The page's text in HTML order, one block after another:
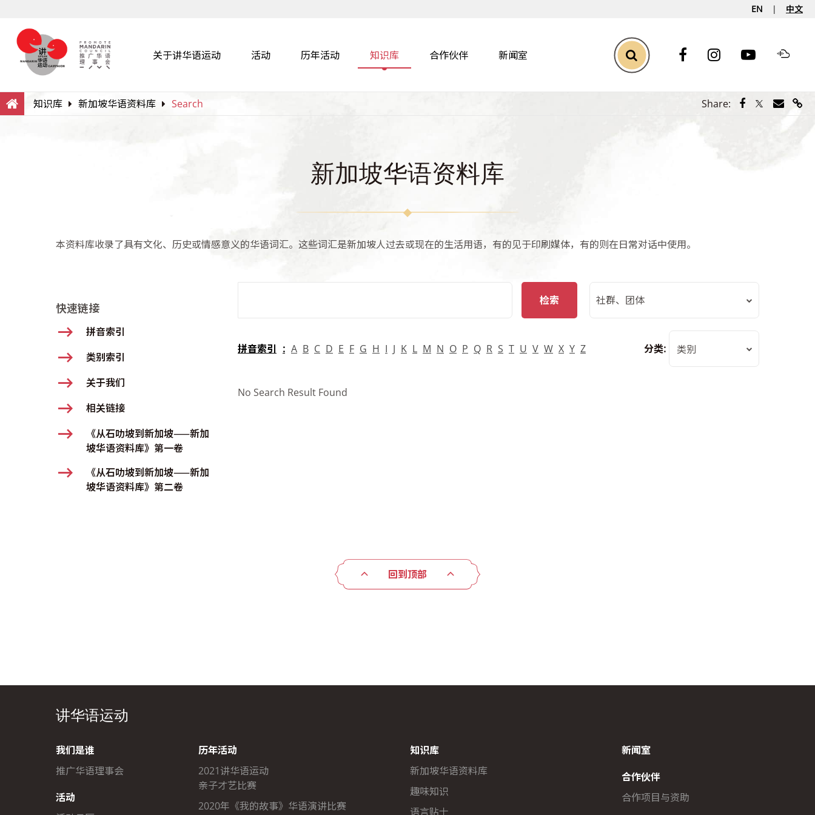
EN 中文
关于讲华语运动 活动 历年活动 知识库 合作伙伴 新闻室 Toggle Search
Search
知识库 新加坡华语资料库 Search Share: Share via
Share via
Share
新加坡华语资料库
本资料库收录了具有文化、历史或情感意义的华语词汇。这些词汇是新加坡人过去或现在的生活用语，有的见于印刷媒体，有的则在日常对话中使用。
快速链接
拼音索引
类别索引
关于我们
相关链接
《从石叻坡到新加坡——新加
坡华语资料库》第一卷
《从石叻坡到新加坡——新加
坡华语资料库》第二卷
检索
社群、团体
拼音索引 A B C D E F G H I J K L M N O P Q R S T U V W X Y Z 分类: 类别
No Search Result Found
回到顶部
讲华语运动
我们是谁
推广华语理事会
活动
历年活动
2021讲华语运动
亲子才艺比赛
2020年《我的故事》华语演讲比赛
知识库
新加坡华语资料库
趣味知识
语言贴士
新闻室
合作伙伴
合作项目与资助